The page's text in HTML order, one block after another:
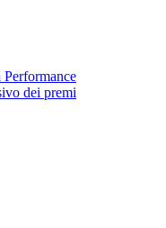
dei premi